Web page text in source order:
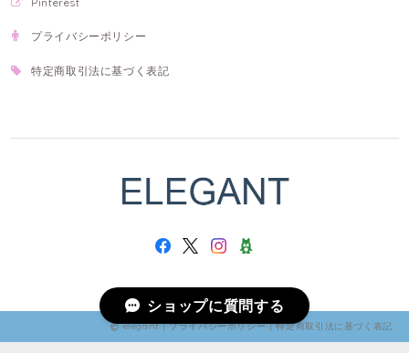
プライバシーポリシー
特定商取引法に基づく表記
elegant |プライバシーポリシー|特定商取引法に基づく表記
ショップに質問する